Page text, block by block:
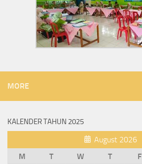
MORE
KALENDER TAHUN 2025
August 2026
M
T W T F